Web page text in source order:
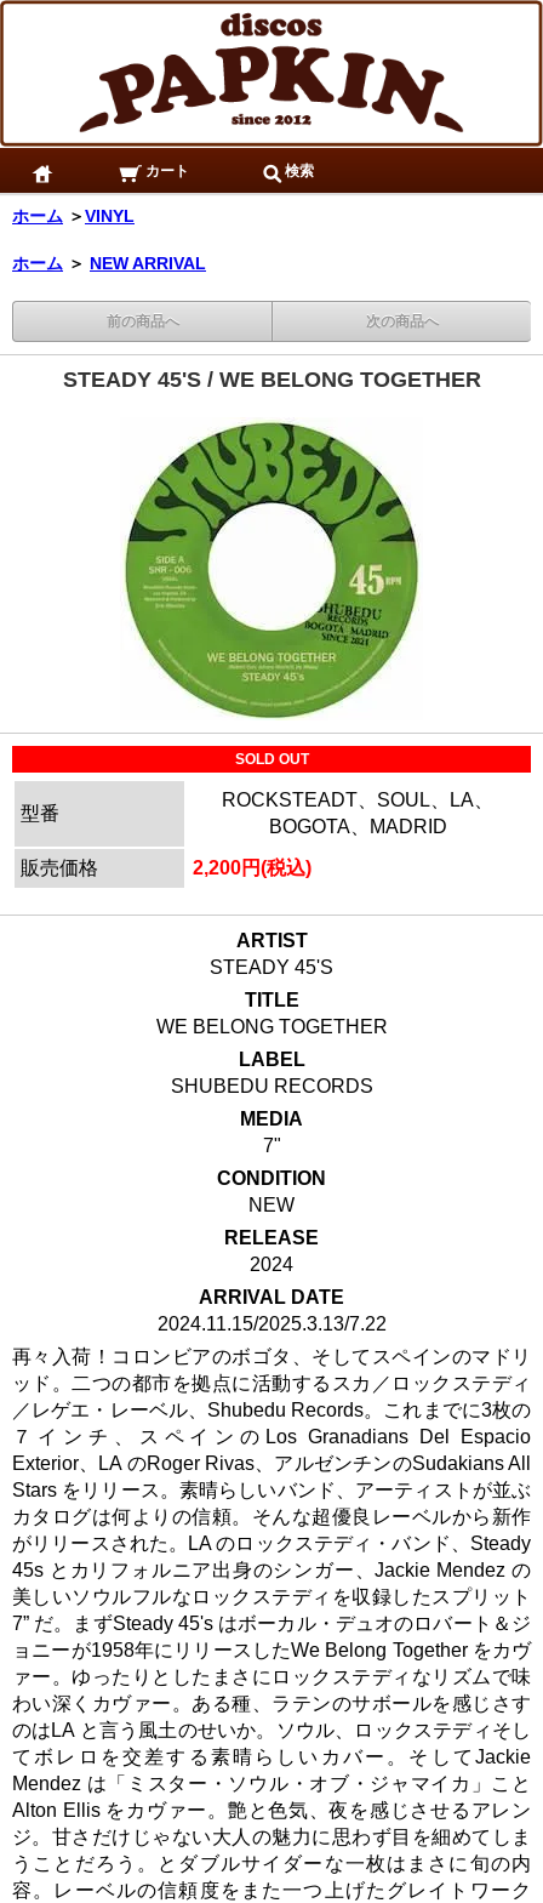
カート 検索
ホーム ＞VINYL
ホーム ＞ NEW ARRIVAL
前の商品へ 次の商品へ
STEADY 45'S / WE BELONG TOGETHER
SOLD OUT
型番
ROCKSTEADT、SOUL、LA、
BOGOTA、MADRID
販売価格
2,200円(税込)
ARTIST
STEADY 45'S
TITLE
WE BELONG TOGETHER
LABEL
SHUBEDU RECORDS
MEDIA
7"
CONDITION
NEW
RELEASE
2024
ARRIVAL DATE
2024.11.15/2025.3.13/7.22
再々入荷！コロンビアのボゴタ、そしてスペインのマドリ
ッド。二つの都市を拠点に活動するスカ／ロックステディ
／レゲエ・レーベル、Shubedu Records。これまでに3枚の
７インチ、スペインのLos Granadians Del Espacio
Exterior、LA のRoger Rivas、アルゼンチンのSudakians All
Stars をリリース。素晴らしいバンド、アーティストが並ぶ
カタログは何よりの信頼。そんな超優良レーベルから新作
がリリースされた。LA のロックステディ・バンド、Steady
45s とカリフォルニア出身のシンガー、Jackie Mendez の
美しいソウルフルなロックステディを収録したスプリット
7” だ。まずSteady 45's はボーカル・デュオのロバート＆ジ
ョニーが1958年にリリースしたWe Belong Together をカヴ
ァー。ゆったりとしたまさにロックステディなリズムで味
わい深くカヴァー。ある種、ラテンのサボールを感じさす
のはLA と言う風土のせいか。ソウル、ロックステディそし
てボレロを交差する素晴らしいカバー。そしてJackie
Mendez は「ミスター・ソウル・オブ・ジャマイカ」こと
Alton Ellis をカヴァー。艶と色気、夜を感じさせるアレン
ジ。甘さだけじゃない大人の魅力に思わず目を細めてしま
うことだろう。とダブルサイダーな一枚はまさに旬の内
容。レーベルの信頼度をまた一つ上げたグレイトワーク